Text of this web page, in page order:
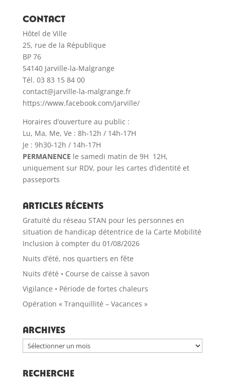
CONTACT
Hôtel de Ville
25, rue de la République
BP 76
54140 Jarville-la-Malgrange
Tél. 03 83 15 84 00
contact@jarville-la-malgrange.fr
https://www.facebook.com/jarville/
Horaires d’ouverture au public :
Lu, Ma, Me, Ve : 8h-12h / 14h-17H
Je : 9h30-12h / 14h-17H
PERMANENCE le samedi matin de 9H 12H,
uniquement sur RDV, pour les cartes d’identité et
passeports
Articles récents
Gratuité du réseau STAN pour les personnes en
situation de handicap détentrice de la Carte Mobilité
Inclusion à compter du 01/08/2026
Nuits d’été, nos quartiers en fête
Nuits d’été • Course de caisse à savon
Vigilance • Période de fortes chaleurs
Opération « Tranquillité – Vacances »
Archives
Archives
RECHERCHE